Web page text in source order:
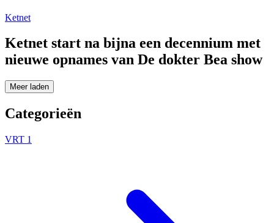
Ketnet
Ketnet start na bijna een decennium met
nieuwe opnames van De dokter Bea show
Meer laden
Categorieën
VRT 1